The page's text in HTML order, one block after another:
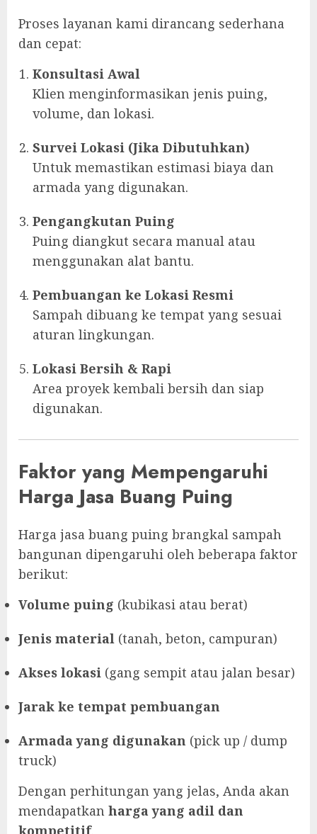
Proses layanan kami dirancang sederhana
dan cepat:
Konsultasi Awal
Klien menginformasikan jenis puing,
volume, dan lokasi.
Survei Lokasi (Jika Dibutuhkan)
Untuk memastikan estimasi biaya dan
armada yang digunakan.
Pengangkutan Puing
Puing diangkut secara manual atau
menggunakan alat bantu.
Pembuangan ke Lokasi Resmi
Sampah dibuang ke tempat yang sesuai
aturan lingkungan.
Lokasi Bersih & Rapi
Area proyek kembali bersih dan siap
digunakan.
Faktor yang Mempengaruhi
Harga Jasa Buang Puing
Harga jasa buang puing brangkal sampah
bangunan dipengaruhi oleh beberapa faktor
berikut:
Volume puing (kubikasi atau berat)
Jenis material (tanah, beton, campuran)
Akses lokasi (gang sempit atau jalan besar)
Jarak ke tempat pembuangan
Armada yang digunakan (pick up / dump
truck)
Dengan perhitungan yang jelas, Anda akan
mendapatkan harga yang adil dan
kompetitif.